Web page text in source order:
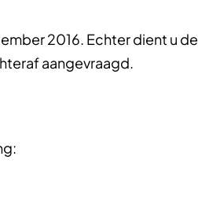
2016. Echter dient u de
aangevraagd.